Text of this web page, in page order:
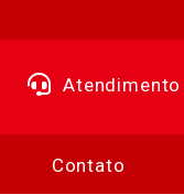
Atendimento
Contato